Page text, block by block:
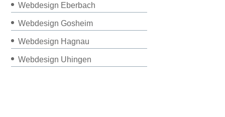
Webdesign Eberbach
Webdesign Gosheim
Webdesign Hagnau
Webdesign Uhingen